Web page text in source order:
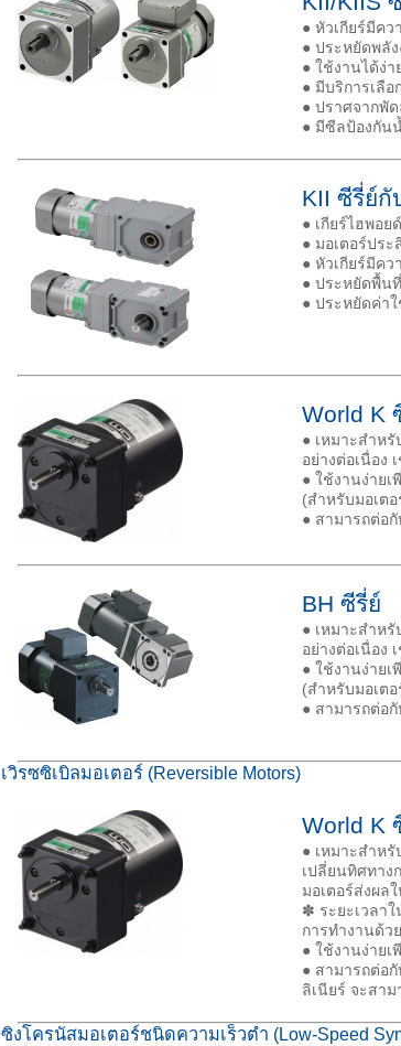
● หัวเกียร์มีคว
● ประหยัดพลั
● ใช้งานได้ง่
● มีบริการเลื
● ปราศจากพั
● มีซีลป้องกัน
KII ซีรี่ย์กั
● เกียร์ไฮพอย
● มอเตอร์ปร
● หัวเกียร์มีคว
● ประหยัดพื้นที่
● ประหยัดค่า
World K
● เหมาะสำห
อย่างต่อเนื่อง
● ใช้งานง่าย
(สำหรับมอเต
● สามารถต่อ
BH ซีรี่ย์
● เหมาะสำห
อย่างต่อเนื่อง
● ใช้งานง่าย
(สำหรับมอเต
● สามารถต่อ
เวิรซซิเบิลมอเตอร์ (Reversible Motors)
World K
● เหมาะสำห
เปลี่ยนทิศทาง
มอเตอร์ส่งผล
✽ ระยะเวลา
การทำงานด้ว
● ใช้งานง่าย
● สามารถต่อ
ลิเนียร์ จะสา
ซิงโครนัสมอเตอร์ชนิดความเร็วต่ำ (Low-Speed